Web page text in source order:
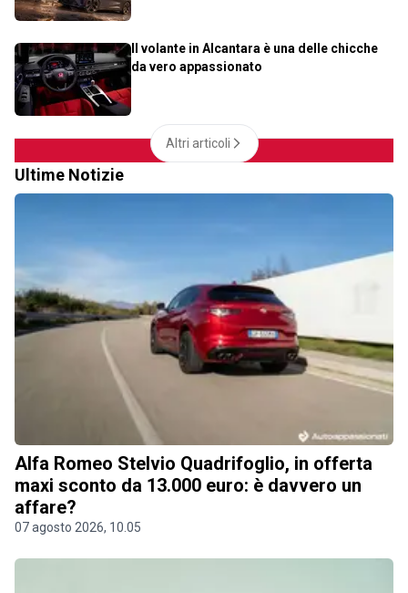
Il volante in Alcantara è una delle chicche
da vero appassionato
Altri articoli
Ultime Notizie
Alfa Romeo Stelvio Quadrifoglio, in offerta
maxi sconto da 13.000 euro: è davvero un
affare?
07 agosto 2026, 10.05